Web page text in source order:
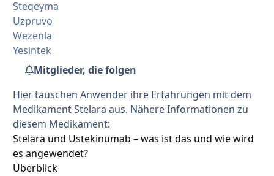
Steqeyma
Uzpruvo
Wezenla
Yesintek
Mitglieder, die folgen
Hier tauschen Anwender ihre Erfahrungen mit dem
Medikament Stelara aus. Nähere Informationen zu
diesem Medikament:
Stelara und Ustekinumab – was ist das und wie wird
es angewendet?
Überblick